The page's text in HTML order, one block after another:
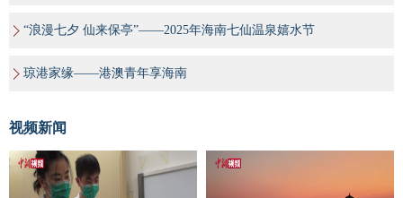
“浪漫七夕 仙来保亭”——2025年海南七仙温泉嬉水节
琼港家缘——港澳青年享海南
视频新闻